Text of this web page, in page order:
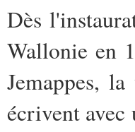
Dès
Wallonie en
Jemappes,
écrivent